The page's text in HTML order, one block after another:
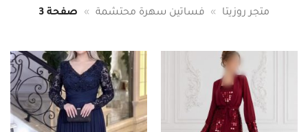
متجر روزيتا » فساتين سهرة محتشمة » صفحة 3